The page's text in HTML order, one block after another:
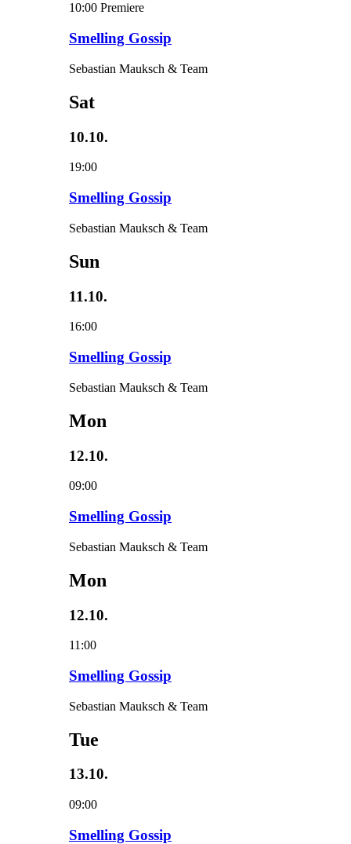
10:00 Premiere
Smelling Gossip
Sebastian Mauksch & Team
Sat
10.10.
19:00
Smelling Gossip
Sebastian Mauksch & Team
Sun
11.10.
16:00
Smelling Gossip
Sebastian Mauksch & Team
Mon
12.10.
09:00
Smelling Gossip
Sebastian Mauksch & Team
Mon
12.10.
11:00
Smelling Gossip
Sebastian Mauksch & Team
Tue
13.10.
09:00
Smelling Gossip